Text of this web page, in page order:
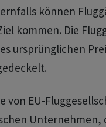
können
kommen. Die
ursprünglichen
von EU-
Unternehmen,